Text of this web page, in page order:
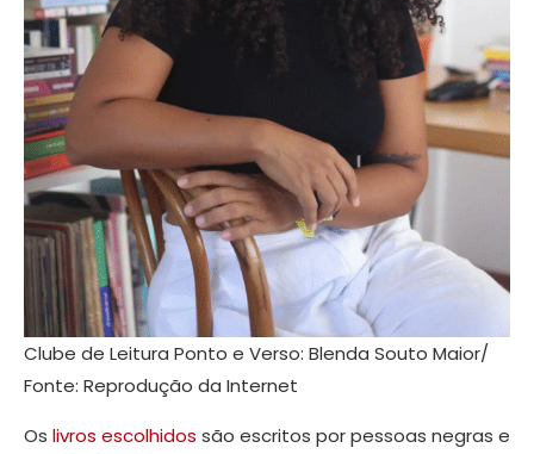
Clube de Leitura Ponto e Verso: Blenda Souto Maior/
Fonte: Reprodução da Internet
Os livros escolhidos são escritos por pessoas negras e